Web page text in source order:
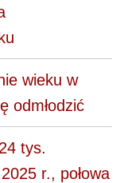
wieku w
odmłodzić
tys.
r., połowa